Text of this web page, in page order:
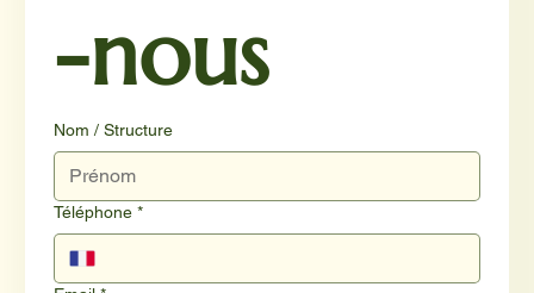
-nous
Nom / Structure
Téléphone *